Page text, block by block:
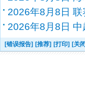
2026年8月8日
2026年8月8日
[错误报告] [推荐] [打印] [关